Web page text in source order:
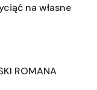
na własne
ROMANA